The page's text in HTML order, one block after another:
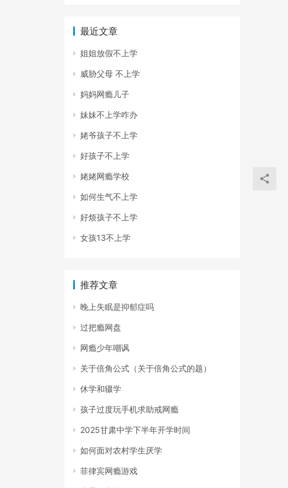
最近文章
姐姐放假不上学
威胁父母 不上学
妈妈网瘾儿子
妹妹不上学咋办
姥爷孩子不上学
好孩子不上学
姥姥网瘾学校
如何生气不上学
好烦孩子不上学
女孩13不上学
推荐文章
晚上失眠是抑郁症吗
过把瘾网盘
网瘾少年嘲讽
关于倍角公式（关于倍角公式的题）
休学和辍学
孩子过度玩手机求助戒网瘾
2025甘肃中学下半年开学时间
如何面对农村学生厌学
菲律宾网瘾游戏